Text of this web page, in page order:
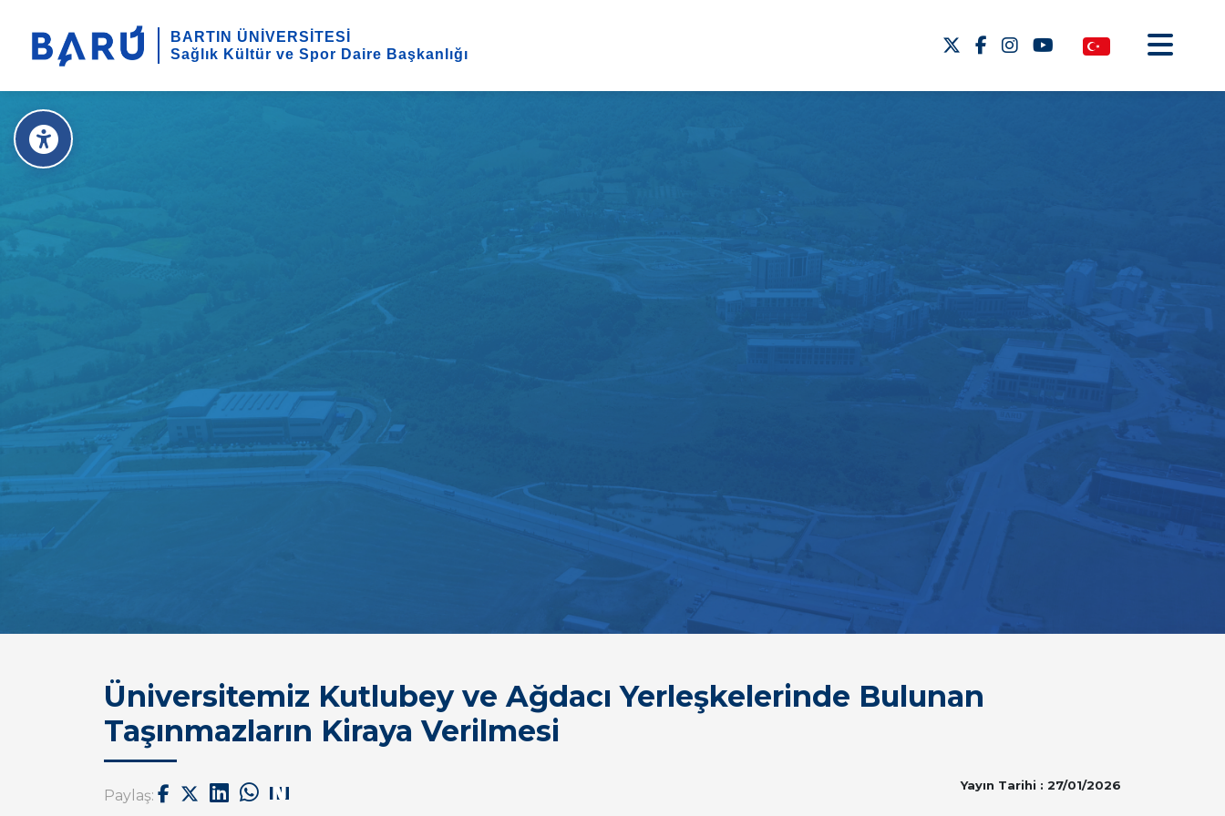
BARTIN ÜNİVERSİTESİ
Sağlık Kültür ve Spor Daire Başkanlığı
Üniversitemiz Kutlubey ve Ağdacı Yerleşkelerinde Bulunan
Taşınmazların Kiraya Verilmesi
Paylaş:
Yayın Tarihi : 27/01/2026